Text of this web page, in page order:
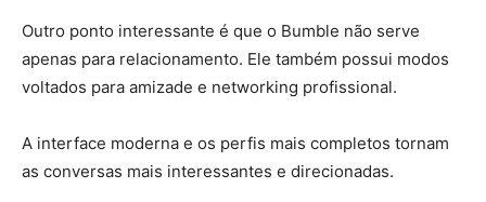
Outro ponto interessante é que o Bumble não serve
apenas para relacionamento. Ele também possui modos
voltados para amizade e networking profissional.
A interface moderna e os perfis mais completos tornam
as conversas mais interessantes e direcionadas.